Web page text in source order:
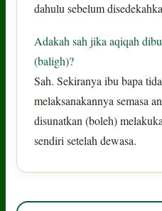
dahulu sebelum
Adakah sah jika aqiqah
(baligh)?
Sah. Sekiranya ibu bapa
melaksanakannya semasa
disunatkan (boleh)
sendiri setelah dewasa.